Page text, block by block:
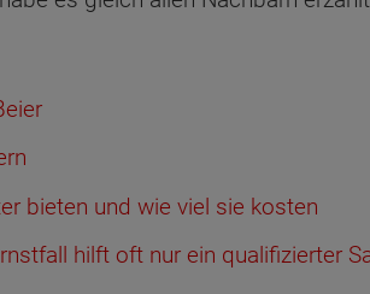
bieten und wie viel sie kosten
hilft oft nur ein qualifizierter